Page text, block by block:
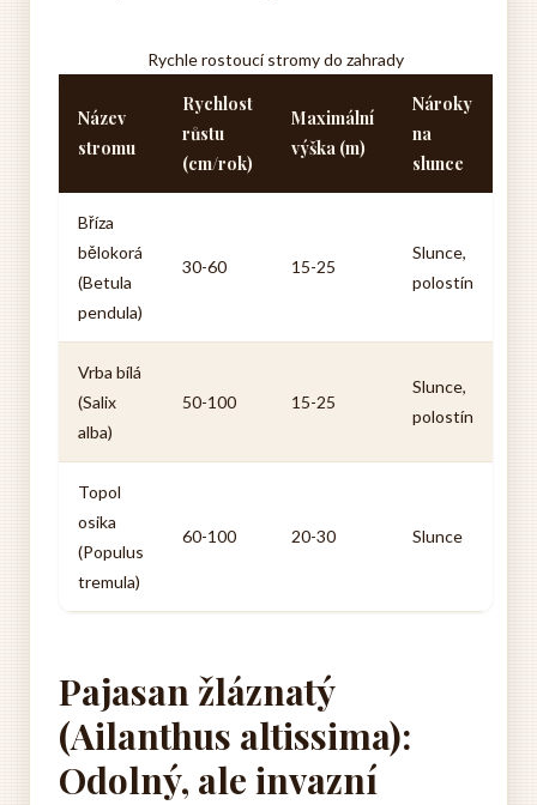
Rychle rostoucí stromy do zahrady
Název
stromu
Rychlost
růstu
(cm/rok)
Maximální
výška (m)
Nároky
na
slunce
Bříza
bělokorá
(Betula
pendula)
30-60 15-25
Slunce,
polostín
Vrba bílá
(Salix
alba)
50-100 15-25
Slunce,
polostín
Topol
osika
(Populus
tremula)
60-100 20-30 Slunce
Pajasan žláznatý
(Ailanthus altissima):
Odolný, ale invazní